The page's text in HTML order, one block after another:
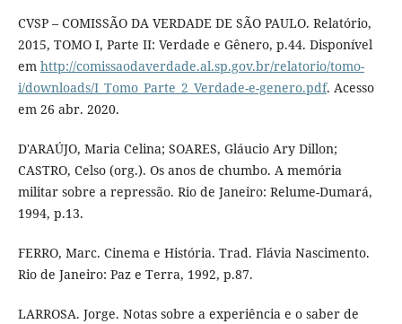
CVSP – COMISSÃO DA VERDADE DE SÃO PAULO. Relatório,
2015, TOMO I, Parte II: Verdade e Gênero, p.44. Disponível
em http://comissaodaverdade.al.sp.gov.br/relatorio/tomo-
i/downloads/I_Tomo_Parte_2_Verdade-e-genero.pdf. Acesso
em 26 abr. 2020.
D'ARAÚJO, Maria Celina; SOARES, Gláucio Ary Dillon;
CASTRO, Celso (org.). Os anos de chumbo. A memória
militar sobre a repressão. Rio de Janeiro: Relume-Dumará,
1994, p.13.
FERRO, Marc. Cinema e História. Trad. Flávia Nascimento.
Rio de Janeiro: Paz e Terra, 1992, p.87.
LARROSA. Jorge. Notas sobre a experiência e o saber de